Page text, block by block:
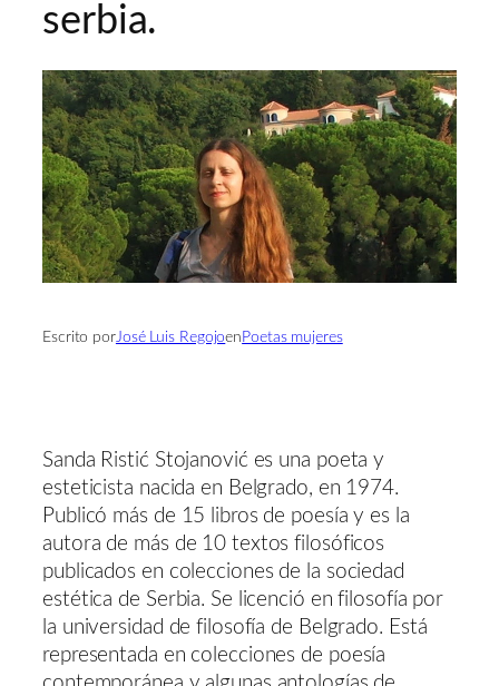
serbia.
Escrito porJosé Luis Regojoen Poetas mujeres
Sanda Ristić Stojanović es una poeta y
esteticista nacida en Belgrado, en 1974.
Publicó más de 15 libros de poesía y es la
autora de más de 10 textos filosóficos
publicados en colecciones de la sociedad
estética de Serbia. Se licenció en filosofía por
la universidad de filosofía de Belgrado. Está
representada en colecciones de poesía